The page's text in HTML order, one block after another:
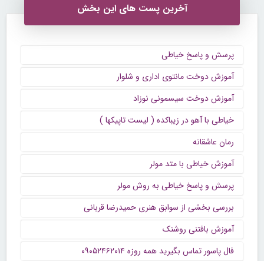
آخرین پست های این بخش
پرسش و پاسخ خیاطی
آموزش دوخت مانتوی اداری و شلوار
آموزش دوخت سیسمونی نوزاد
خیاطی با آهو در زیباکده ( لیست تاپیکها )
رمان عاشقانه
آموزش خیاطی با متد مولر
پرسش و پاسخ خیاطی به روش مولر
بررسی بخشی از سوابق هنری حمیدرضا قربانی
آموزش بافتنی روشنک
فال پاسور تماس بگیرید همه روزه ۰۹۰۵۲۴۶۲۰۱۴